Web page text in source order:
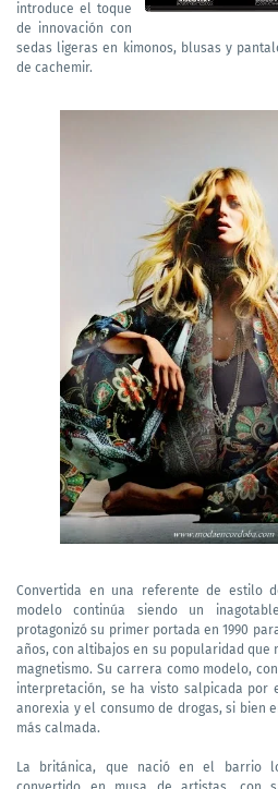
introduce el toque
de innovación con
sedas ligeras en kimonos, blusas y
de cachemir.
Convertida en una referente de estilo
modelo continúa siendo un
protagonizó su primer portada en 1990
años, con altibajos en su popularidad que
magnetismo. Su carrera como modelo,
interpretación, se ha visto salpicada por
anorexia y el consumo de drogas, si bien
más calmada.
La británica, que nació en el barrio